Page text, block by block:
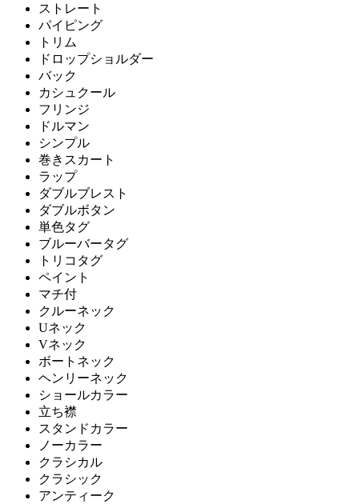
ストレート
パイピング
トリム
ドロップショルダー
バック
カシュクール
フリンジ
ドルマン
シンプル
巻きスカート
ラップ
ダブルブレスト
ダブルボタン
単色タグ
ブルーバータグ
トリコタグ
ペイント
マチ付
クルーネック
Uネック
Vネック
ボートネック
ヘンリーネック
ショールカラー
立ち襟
スタンドカラー
ノーカラー
クラシカル
クラシック
アンティーク